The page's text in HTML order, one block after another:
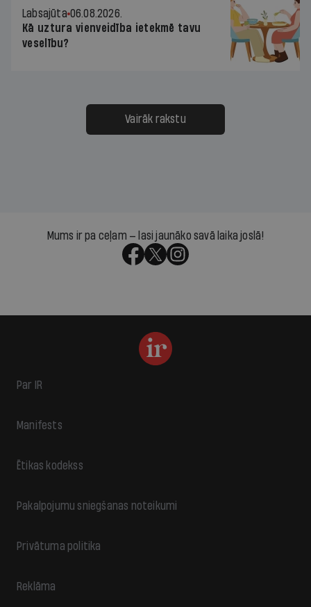
Labsajūta 06.08.2026.
Kā uztura vienveidība ietekmē tavu
veselību?
Vairāk rakstu
Mums ir pa ceļam — lasi jaunāko savā laika joslā!
Par IR
Manifests
Ētikas kodekss
Pakalpojumu sniegšanas noteikumi
Privātuma politika
Reklāma